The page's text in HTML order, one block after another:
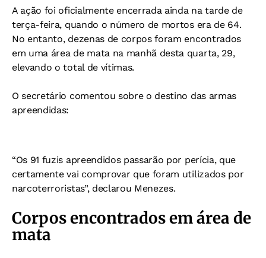
A ação foi oficialmente encerrada ainda na tarde de
terça-feira, quando o número de mortos era de 64.
No entanto, dezenas de corpos foram encontrados
em uma área de mata na manhã desta quarta, 29,
elevando o total de vítimas.
O secretário comentou sobre o destino das armas
apreendidas:
“Os 91 fuzis apreendidos passarão por perícia, que
certamente vai comprovar que foram utilizados por
narcoterroristas”, declarou Menezes.
Corpos encontrados em área de
mata